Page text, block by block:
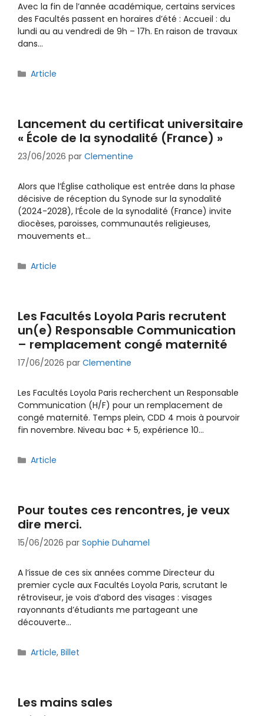
Avec la fin de l’année académique, certains services
des Facultés passent en horaires d’été : Accueil : du
lundi au au vendredi de 9h – 17h. En raison de travaux
dans…
Catégories
Article
Lancement du certificat universitaire
« École de la synodalité (France) »
23/06/2026 par Clementine
Alors que l’Église catholique est entrée dans la phase
décisive de réception du Synode sur la synodalité
(2024-2028), l’École de la synodalité (France) invite
diocèses, paroisses, communautés religieuses,
mouvements et…
Catégories
Article
Les Facultés Loyola Paris recrutent
un(e) Responsable Communication
– remplacement congé maternité
17/06/2026 par Clementine
Les Facultés Loyola Paris recherchent un Responsable
Communication (H/F) pour un remplacement de
congé maternité. Temps plein, CDD 4 mois à pourvoir
fin novembre. Niveau bac + 5, expérience 10…
Catégories
Article
Pour toutes ces rencontres, je veux
dire merci.
15/06/2026 par Sophie Duhamel
A l’issue de ces six années comme Directeur du
premier cycle aux Facultés Loyola Paris, scrutant le
rétroviseur, je vois d’abord des visages : visages
rayonnants d’étudiants me partageant une
découverte…
Catégories
Article,Billet
Les mains sales